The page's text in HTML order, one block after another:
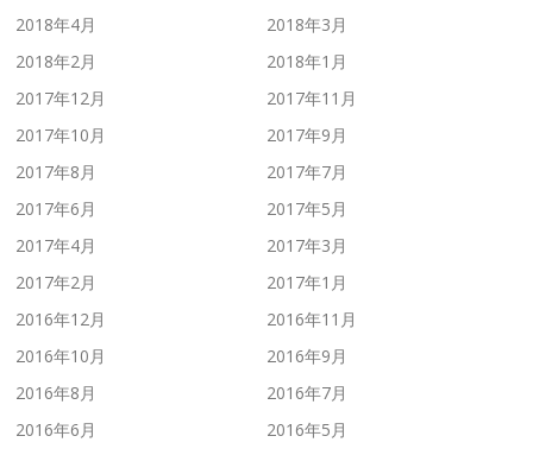
2018年4月
2018年3月
2018年2月
2018年1月
2017年12月
2017年11月
2017年10月
2017年9月
2017年8月
2017年7月
2017年6月
2017年5月
2017年4月
2017年3月
2017年2月
2017年1月
2016年12月
2016年11月
2016年10月
2016年9月
2016年8月
2016年7月
2016年6月
2016年5月